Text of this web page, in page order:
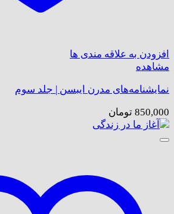
افزودن به علاقه مندی ها
مشاهده
نمایشنامه‌های مدرن ایبسن | جلد سوم
850,000 تومان